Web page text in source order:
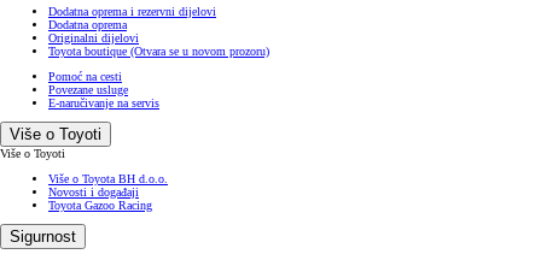
Dodatna oprema i rezervni dijelovi
Dodatna oprema
Originalni dijelovi
Toyota boutique (Otvara se u novom prozoru)
Pomoć na cesti
Povezane usluge
E-naručivanje na servis
Više o Toyoti
Više o Toyoti
Više o Toyota BH d.o.o.
Novosti i događaji
Toyota Gazoo Racing
Sigurnost